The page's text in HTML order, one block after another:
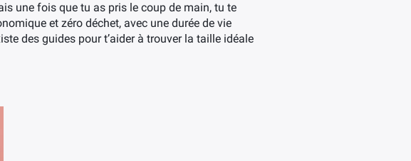
une fois que tu as pris le coup de main, tu te
et zéro déchet, avec une durée de vie
des guides pour t’aider à trouver la taille idéale